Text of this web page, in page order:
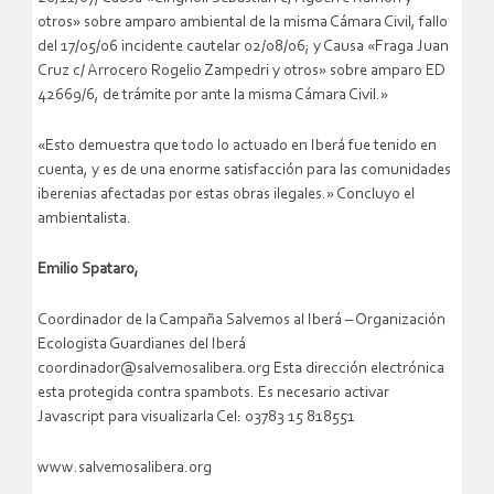
otros» sobre amparo ambiental de la misma Cámara Civil, fallo
del 17/05/06 incidente cautelar 02/08/06; y Causa «Fraga Juan
Cruz c/ Arrocero Rogelio Zampedri y otros» sobre amparo ED
42669/6, de trámite por ante la misma Cámara Civil.»
«Esto demuestra que todo lo actuado en Iberá fue tenido en
cuenta, y es de una enorme satisfacción para las comunidades
iberenias afectadas por estas obras ilegales.» Concluyo el
ambientalista.
Emilio Spataro,
Coordinador de la Campaña Salvemos al Iberá – Organización
Ecologista Guardianes del Iberá
coordinador@salvemosalibera.org Esta dirección electrónica
esta protegida contra spambots. Es necesario activar
Javascript para visualizarla Cel: 03783 15 818551
www.salvemosalibera.org